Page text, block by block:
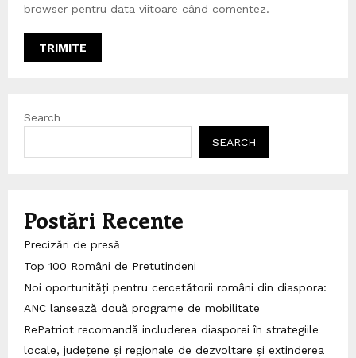
browser pentru data viitoare când comentez.
Search
SEARCH
Postări Recente
Precizări de presă
Top 100 Români de Pretutindeni
Noi oportunități pentru cercetătorii români din diaspora:
ANC lansează două programe de mobilitate
RePatriot recomandă includerea diasporei în strategiile
locale, județene și regionale de dezvoltare și extinderea